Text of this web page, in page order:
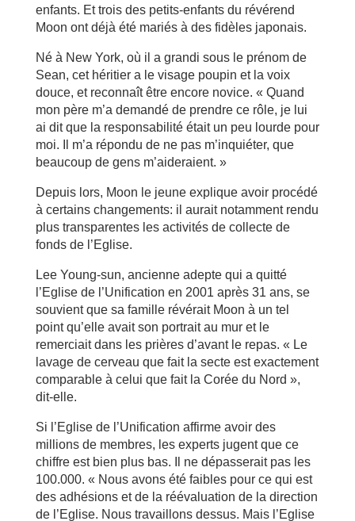
enfants. Et trois des petits-enfants du révérend
Moon ont déjà été mariés à des fidèles japonais.
Né à New York, où il a grandi sous le prénom de
Sean, cet héritier a le visage poupin et la voix
douce, et reconnaît être encore novice. « Quand
mon père m’a demandé de prendre ce rôle, je lui
ai dit que la responsabilité était un peu lourde pour
moi. Il m’a répondu de ne pas m’inquiéter, que
beaucoup de gens m’aideraient. »
Depuis lors, Moon le jeune explique avoir procédé
à certains changements: il aurait notamment rendu
plus transparentes les activités de collecte de
fonds de l’Eglise.
Lee Young-sun, ancienne adepte qui a quitté
l’Eglise de l’Unification en 2001 après 31 ans, se
souvient que sa famille révérait Moon à un tel
point qu’elle avait son portrait au mur et le
remerciait dans les prières d’avant le repas. « Le
lavage de cerveau que fait la secte est exactement
comparable à celui que fait la Corée du Nord »,
dit-elle.
Si l’Eglise de l’Unification affirme avoir des
millions de membres, les experts jugent que ce
chiffre est bien plus bas. Il ne dépasserait pas les
100.000. « Nous avons été faibles pour ce qui est
des adhésions et de la réévaluation de la direction
de l’Eglise. Nous travaillons dessus. Mais l’Eglise